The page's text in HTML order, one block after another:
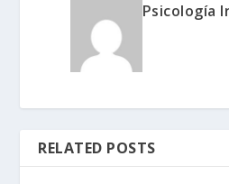
Psicología
RELATED POSTS